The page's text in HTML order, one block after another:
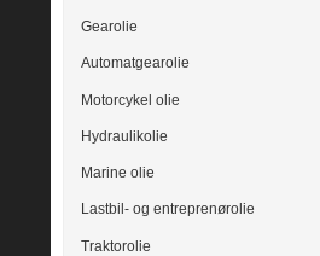
Gearolie
Automatgearolie
Motorcykel olie
Hydraulikolie
Marine olie
Lastbil- og entreprenørolie
Traktorolie